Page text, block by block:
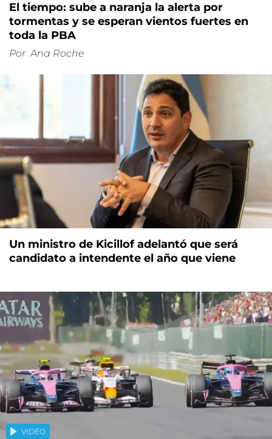
El tiempo: sube a naranja la alerta por
tormentas y se esperan vientos fuertes en
toda la PBA
Por Ana Roche
Un ministro de Kicillof adelantó que será
candidato a intendente el año que viene
VIDEO